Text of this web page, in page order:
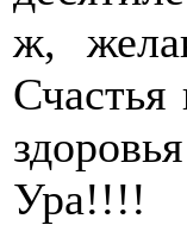
ж,
Ура!!!!